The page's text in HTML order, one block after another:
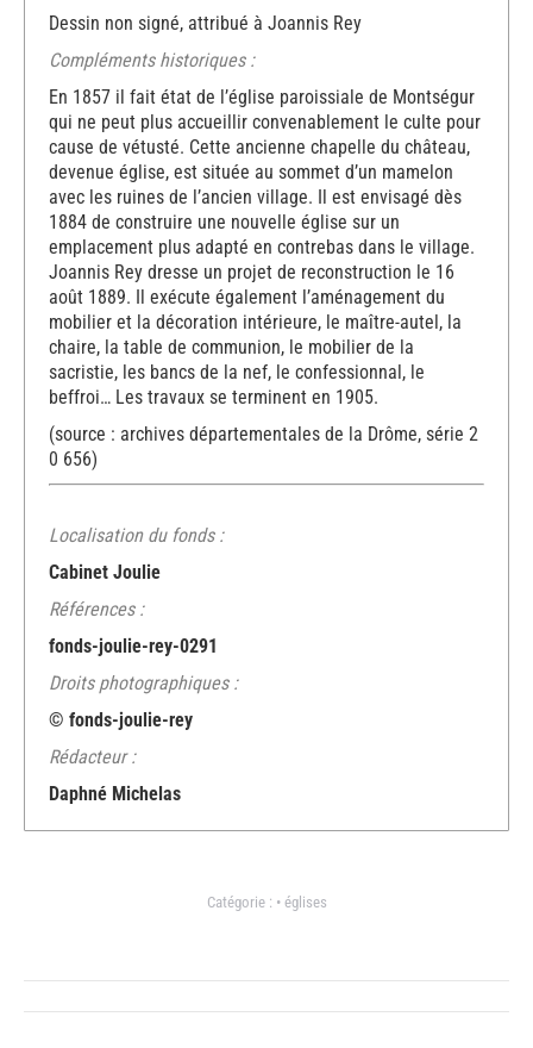
Dessin non signé, attribué à Joannis Rey
Compléments historiques :
En 1857 il fait état de l’église paroissiale de Montségur
qui ne peut plus accueillir convenablement le culte pour
cause de vétusté. Cette ancienne chapelle du château,
devenue église, est située au sommet d’un mamelon
avec les ruines de l’ancien village. Il est envisagé dès
1884 de construire une nouvelle église sur un
emplacement plus adapté en contrebas dans le village.
Joannis Rey dresse un projet de reconstruction le 16
août 1889. Il exécute également l’aménagement du
mobilier et la décoration intérieure, le maître-autel, la
chaire, la table de communion, le mobilier de la
sacristie, les bancs de la nef, le confessionnal, le
beffroi… Les travaux se terminent en 1905.
(source : archives départementales de la Drôme, série 2
0 656)
Localisation du fonds :
Cabinet Joulie
Références :
fonds-joulie-rey-0291
Droits photographiques :
© fonds-joulie-rey
Rédacteur :
Daphné Michelas
Catégorie : • églises
Navigation